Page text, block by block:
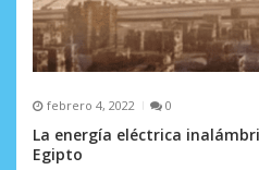
febrero 4, 2022 0
La energía eléctrica
Egipto